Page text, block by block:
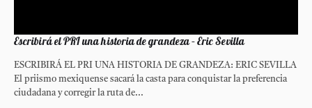
Escribirá el PRI una historia de grandeza – Eric Sevilla
ESCRIBIRÁ EL PRI UNA HISTORIA DE GRANDEZA: ERIC SEVILLA
El priismo mexiquense sacará la casta para conquistar la preferencia
ciudadana y corregir la ruta de...